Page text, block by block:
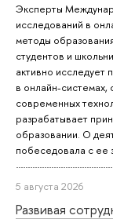
Эксперты
исследований в
методы
студентов и
активно исследует
в онлайн-
современных
разрабатывает
образовании. О
побеседовала с ее
5 августа 2026
Развивая